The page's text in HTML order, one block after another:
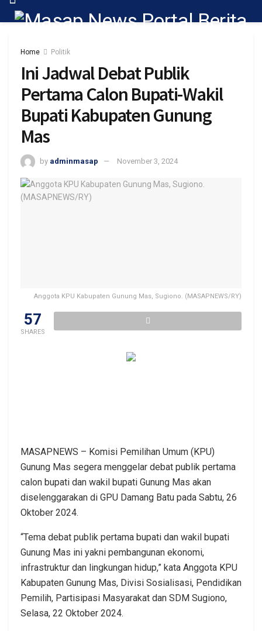
Home Politik
Ini Jadwal Debat Publik
Pertama Calon Bupati-Wakil
Bupati Kabupaten Gunung
Mas
by adminmasap November 3, 2024
Anggota KPU Kabupaten Gunung Mas, Sugiono. (MASAPNEWS/RY)
57
SHARES
MASAPNEWS – Komisi Pemilihan Umum (KPU)
Gunung Mas segera menggelar debat publik pertama
calon bupati dan wakil bupati Gunung Mas akan
diselenggarakan di GPU Damang Batu pada Sabtu, 26
Oktober 2024.
“Tema debat publik pertama bupati dan wakil bupati
Gunung Mas ini yakni pembangunan ekonomi,
infrastruktur dan lingkungan hidup,” kata Anggota KPU
Kabupaten Gunung Mas, Divisi Sosialisasi, Pendidikan
Pemilih, Partisipasi Masyarakat dan SDM Sugiono,
Selasa, 22 Oktober 2024.